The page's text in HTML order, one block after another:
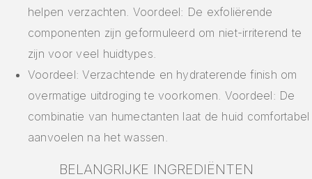
helpen verzachten. Voordeel: De exfoliërende
componenten zijn geformuleerd om niet-irriterend te
zijn voor veel huidtypes.
Voordeel: Verzachtende en hydraterende finish om
overmatige uitdroging te voorkomen. Voordeel: De
combinatie van humectanten laat de huid comfortabel
aanvoelen na het wassen.
BELANGRIJKE INGREDIËNTEN